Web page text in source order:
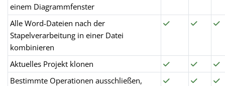
einem Diagrammfenster
Alle Word-Dateien nach der
Stapelverarbeitung in einer Datei
kombinieren
Aktuelles Projekt klonen
Bestimmte Operationen ausschließen,